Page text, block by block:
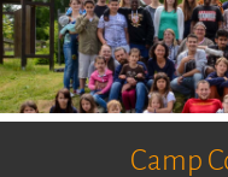
Camp